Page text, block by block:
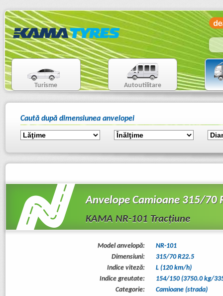
Turisme Autoutilitare
Caută după dimensiunea anvelopei
Anvelope Camioane 315/70
KAMA NR-101 Tracţiune
Model anvelopă:
NR-101
Dimensiuni:
315/70 R22.5
Indice viteză:
L (120 km/h)
Indice greutate:
154/150 (3750.0 kg/
Categorie:
Camioane (strada)